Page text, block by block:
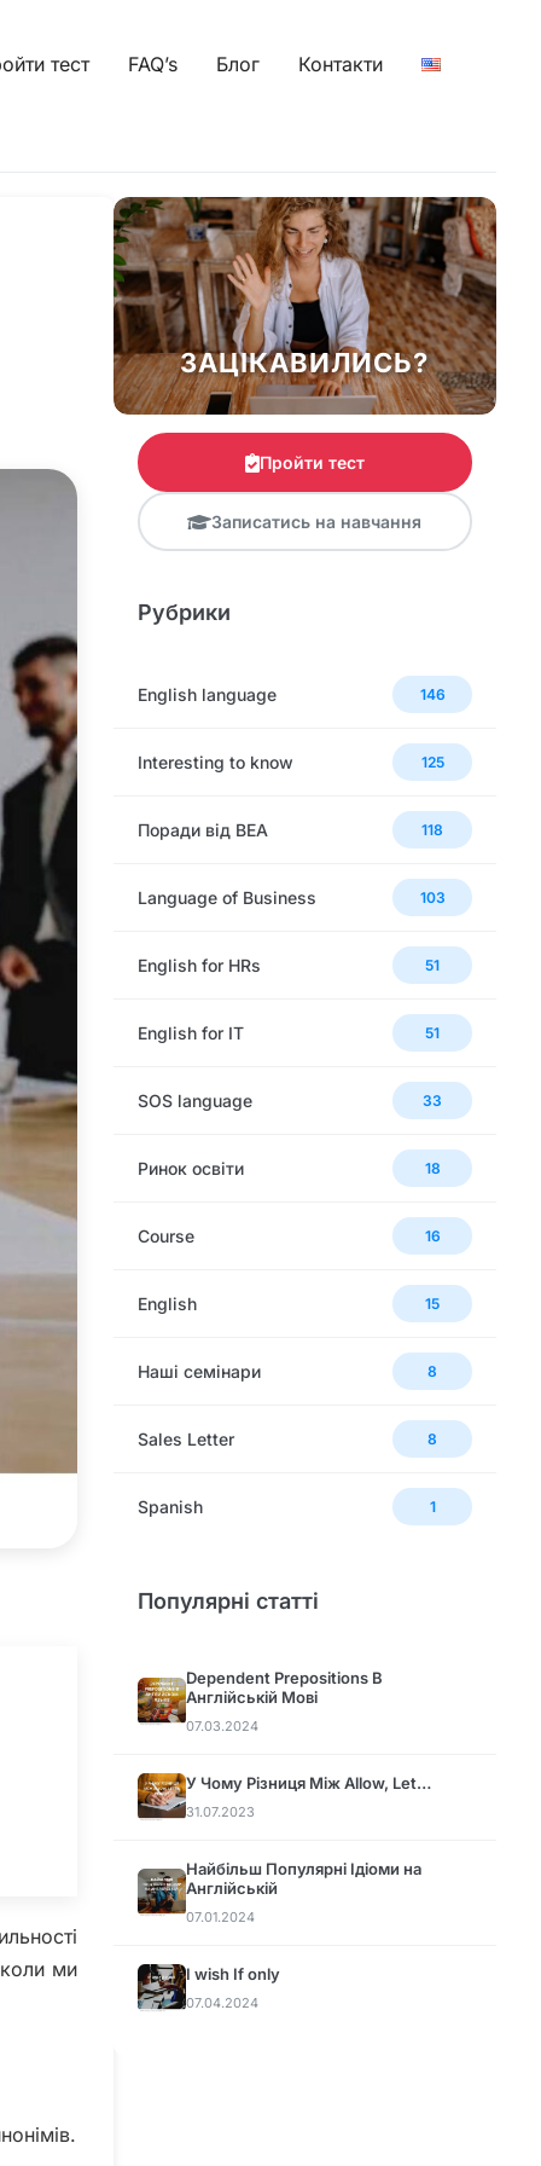
тест FAQ’s Блог Контакти
ми
ЗАЦІКАВИЛИСЬ?
Пройти тест
Записатись на навчання
Рубрики
English language 146
Interesting to know 125
Поради від BEA 118
Language of Business 103
English for HRs 51
English for IT 51
SOS language 33
Ринок освіти 18
Сourse 16
English 15
Наші семінари 8
Sales Letter 8
Spanish 1
Популярні статті
Dependent Prepositions В
Англійській Мові
07.03.2024
У Чому Різниця Між Allow, Let…
31.07.2023
Найбільш Популярні Ідіоми на
Англійській
07.01.2024
I wish If only
07.04.2024